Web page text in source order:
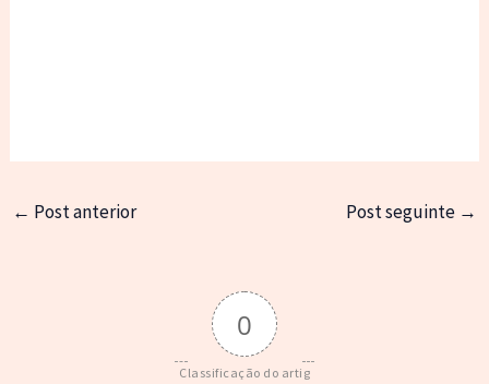
← Post anterior Post seguinte →
0
Classificação do artig